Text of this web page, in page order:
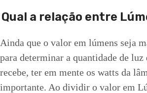
Qual a relação entre
Ainda que o valor em lúmens seja
para determinar a quantidade de
recebe, ter em mente os watts da
importante. Ao dividir o valor em